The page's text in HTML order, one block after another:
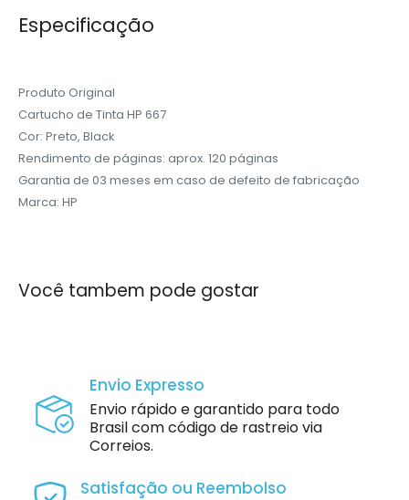
Especificação
Produto Original
Cartucho de Tinta HP 667
Cor: Preto, Black
Rendimento de páginas: aprox. 120 páginas
Garantia de 03 meses em caso de defeito de fabricação
Marca: HP
Você tambem pode gostar
Envio Expresso
Envio rápido e garantido para todo
Brasil com código de rastreio via
Correios.
Satisfação ou Reembolso